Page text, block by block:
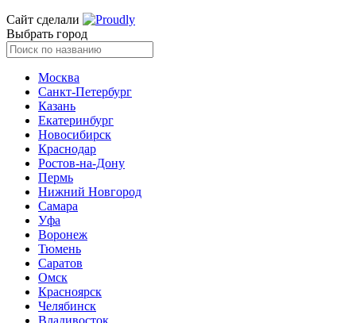
Сайт сделали
Выбрать город
Москва
Санкт-Петербург
Казань
Екатеринбург
Новосибирск
Краснодар
Ростов-на-Дону
Пермь
Нижний Новгород
Самара
Уфа
Воронеж
Тюмень
Саратов
Омск
Красноярск
Челябинск
Владивосток